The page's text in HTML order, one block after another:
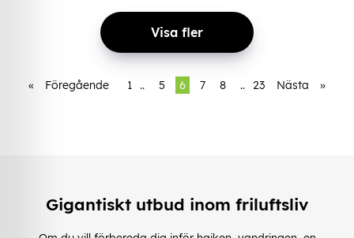
Visa fler
« Föregående 1 .. 5 6 7 8 .. 23 Nästa »
Gigantiskt utbud inom friluftsliv